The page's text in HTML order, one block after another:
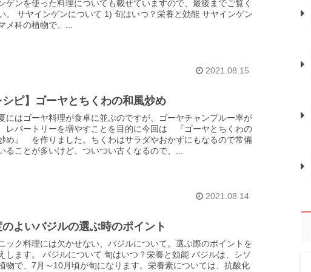
ゲンを使った料理についても載せていますので、最後までご覧く
。 サヤインゲンについて 1) 旬はいつ？栄養と効能 サヤインゲン
メ科の植物で、...
2021.08.15
ピ】ゴーヤとちくわの和風炒め
にはゴーヤ料理が食卓に並ぶのですが、ゴーヤチャンプルー率が
レパートリーを増やすことを目的に今回は 『ゴーヤとちくわの
め』 を作りました。ちくわはサラダやおかずにもなるので常備
ることが多いけど、ついつい古くなるので、...
2021.08.14
よいバジルの選ぶ時のポイント
ック料理には欠かせない、バジルについて。選ぶ際のポイントを
します。 バジルについて 旬はいつ？栄養と効能 バジルは、シソ
物で、7月～10月頃が旬になります。栄養素については、抗酸化